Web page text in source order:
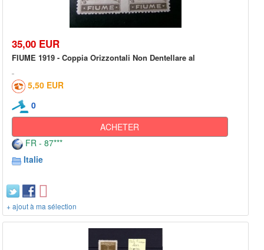
35,00 EUR
FIUME 1919 - Coppia Orizzontali Non Dentellare al
5,50 EUR
0
ACHETER
FR - 87***
Italie
+ ajout à ma sélection